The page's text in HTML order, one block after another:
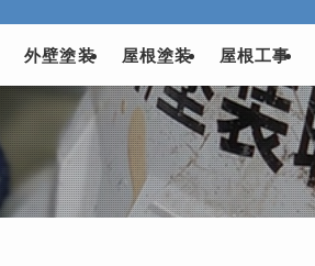
外壁塗装 屋根塗装 屋根工事